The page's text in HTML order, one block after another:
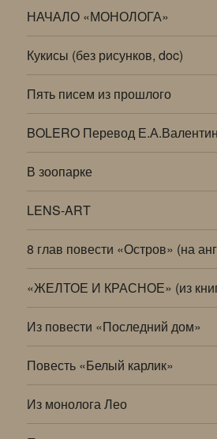
НАЧАЛО «МОНОЛОГА»
Кукисы (без рисунков, doc)
Пять писем из прошлого
BOLERO Перевод
В зоопарке
LENS-ART
8 глав повести «Остров» (на
«ЖЕЛТОЕ И КРАСНОЕ» (из
Из повести «Последний дом»
Повесть «Белый карлик»
Из монолога Лео